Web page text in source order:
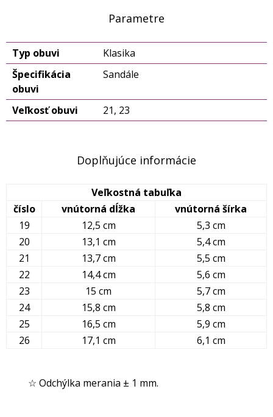
Parametre
Typ obuvi
Klasika
Špecifikácia
obuvi
Sandále
Veľkosť obuvi 21, 23
Doplňujúce informácie
Veľkostná tabuľka
číslo
vnútorná dĺžka
vnútorná šírka
19
12,5 cm
5,3 cm
20
13,1 cm
5,4 cm
21
13,7 cm
5,5 cm
22
14,4 cm
5,6 cm
23
15 cm
5,7 cm
24
15,8 cm
5,8 cm
25
16,5 cm
5,9 cm
26
17,1 cm 6,1 cm
☆ Odchýlka merania ± 1 mm.